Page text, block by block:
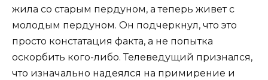
жила со старым пердуном, а теперь живет с
молодым пердуном. Он подчеркнул, что это
просто констатация факта, а не попытка
оскорбить кого-либо. Телеведущий признался,
что изначально надеялся на примирение и